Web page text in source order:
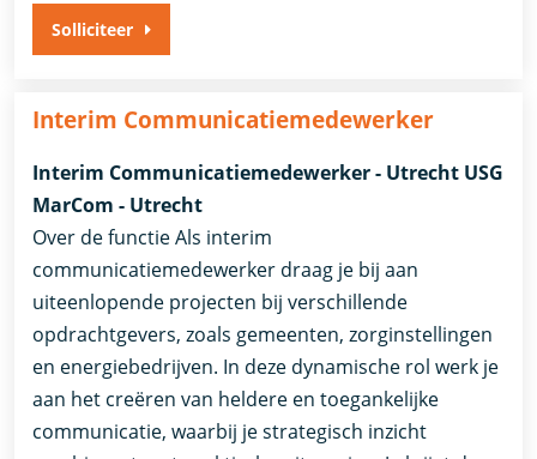
Solliciteer
Interim Communicatiemedewerker
Interim Communicatiemedewerker - Utrecht USG
MarCom - Utrecht
Over de functie Als interim
communicatiemedewerker draag je bij aan
uiteenlopende projecten bij verschillende
opdrachtgevers, zoals gemeenten, zorginstellingen
en energiebedrijven. In deze dynamische rol werk je
aan het creëren van heldere en toegankelijke
communicatie, waarbij je strategisch inzicht